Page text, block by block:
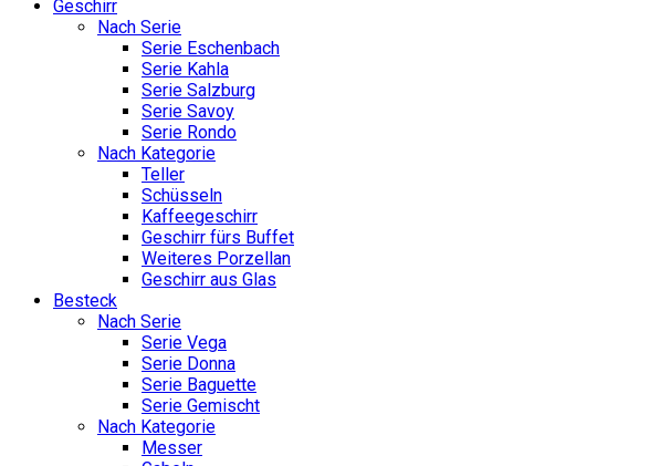
Geschirr
Nach Serie
Serie Eschenbach
Serie Kahla
Serie Salzburg
Serie Savoy
Serie Rondo
Nach Kategorie
Teller
Schüsseln
Kaffeegeschirr
Geschirr fürs Buffet
Weiteres Porzellan
Geschirr aus Glas
Besteck
Nach Serie
Serie Vega
Serie Donna
Serie Baguette
Serie Gemischt
Nach Kategorie
Messer